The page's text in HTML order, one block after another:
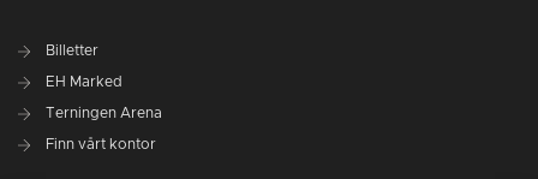
Billetter
EH Marked
Terningen Arena
Finn vårt kontor